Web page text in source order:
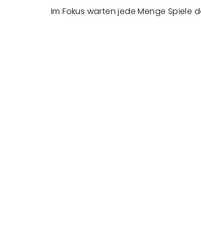
Im Fokus warten jede Menge Spiele